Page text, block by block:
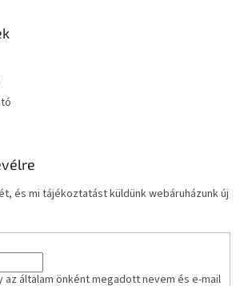
és mi tájékoztatást küldünk webáruházunk új
az általam önként megadott nevem és e-mail